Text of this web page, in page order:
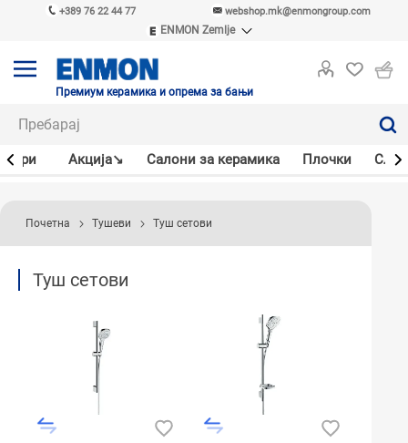
+389 76 22 44 77 webshop.mk@enmongroup.com
ENMON Zemlje
ENMON MKD
Премиум керамика и опрема за бањи
Акцијa↘ Салони за керамика Плочки
Почетна Тушеви Туш сетови
Туш сетови